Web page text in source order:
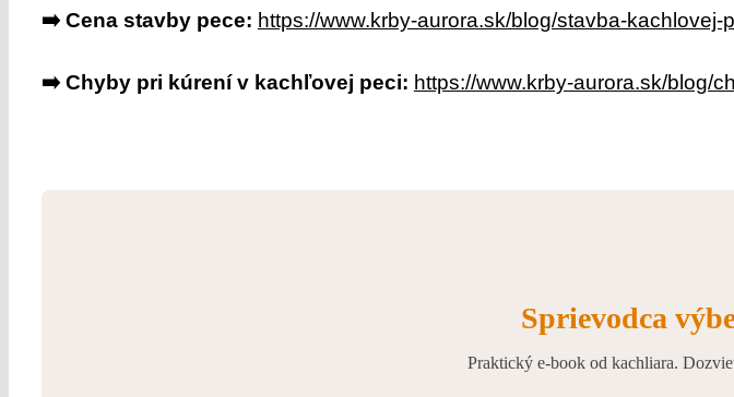
➡️ Cena stavby pece: https://www.krby-aurora.sk/blog/stavba-kachlovej-
➡️ Chyby pri kúrení v kachľovej peci: https://www.krby-aurora.sk/blog/
Sprievodca
Praktický e-book od kachliara.